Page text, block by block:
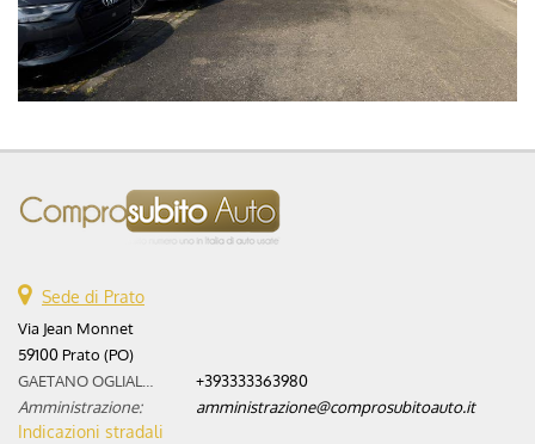
Sede di Prato
Via Jean Monnet
59100 Prato (PO)
+393333363980
Amministrazione:
amministrazione@comprosubitoauto.it
Indicazioni stradali